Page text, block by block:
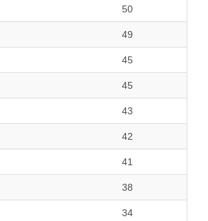
50
49
45
45
43
42
41
38
34